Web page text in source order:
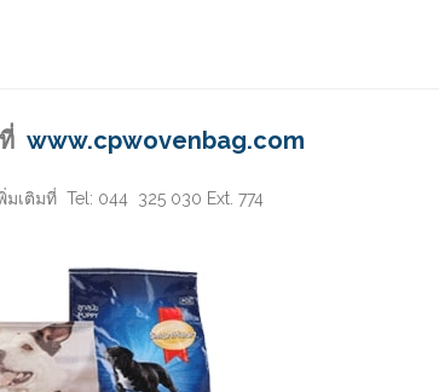
www.cpwovenbag.com
ติมที่ Tel: 044 325 030 Ext. 774